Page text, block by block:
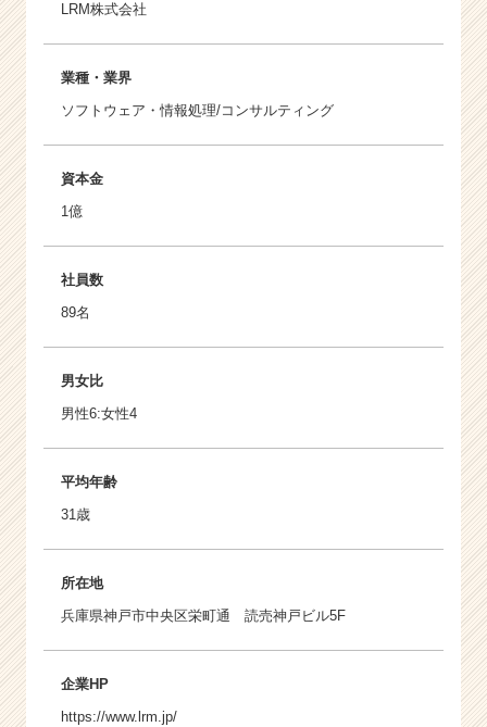
LRM株式会社
業種・業界
ソフトウェア・情報処理/コンサルティング
資本金
1億
社員数
89名
男女比
男性6:女性4
平均年齢
31歳
所在地
兵庫県神戸市中央区栄町通 読売神戸ビル5F
企業HP
https://www.lrm.jp/